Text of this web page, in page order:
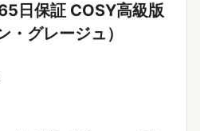
日保証 COSY高級版
・グレージュ）